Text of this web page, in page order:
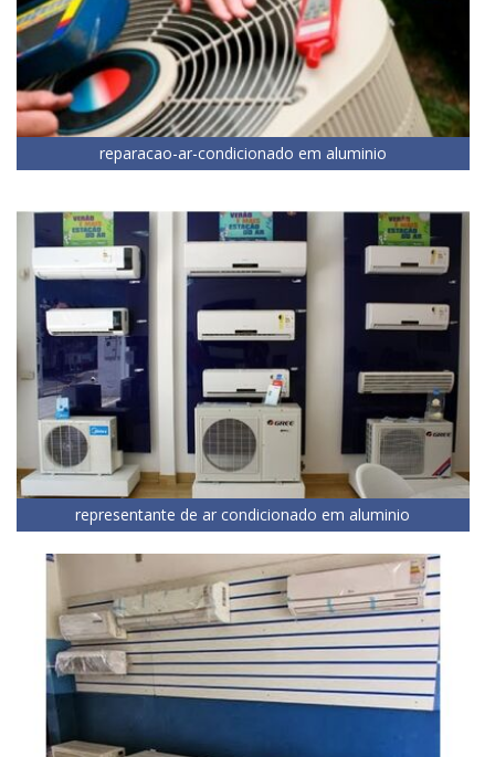
reparacao-ar-condicionado em aluminio
representante de ar condicionado em aluminio